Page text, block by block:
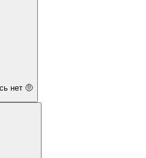
нет 🤨